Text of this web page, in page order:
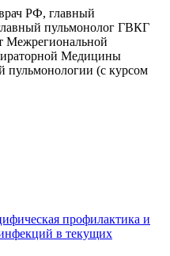
РФ, главный
пульмонолог ГВКГ
Межрегиональной
Медицины
(с курсом
профилактика и
в текущих